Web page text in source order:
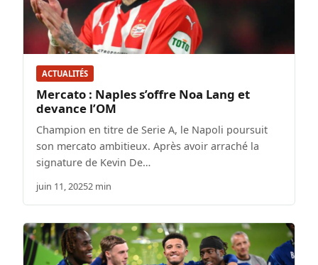
ACTUALITÉS
Mercato : Naples s’offre Noa Lang et
devance l’OM
Champion en titre de Serie A, le Napoli poursuit
son mercato ambitieux. Après avoir arraché la
signature de Kevin De…
juin 11, 20252 min